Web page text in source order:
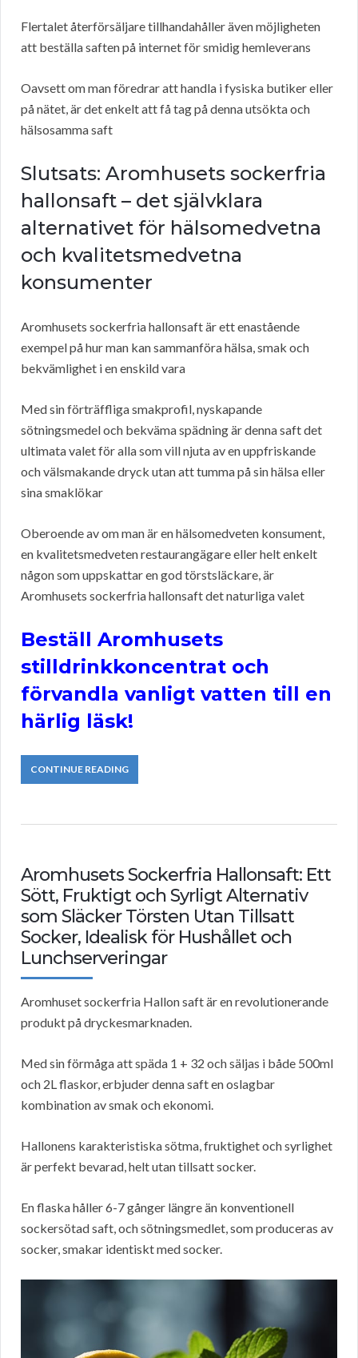
Flertalet återförsäljare tillhandahåller även möjligheten
att beställa saften på internet för smidig hemleverans
Oavsett om man föredrar att handla i fysiska butiker eller
på nätet, är det enkelt att få tag på denna utsökta och
hälsosamma saft
Slutsats: Aromhusets sockerfria
hallonsaft – det självklara
alternativet för hälsomedvetna
och kvalitetsmedvetna
konsumenter
Aromhusets sockerfria hallonsaft är ett enastående
exempel på hur man kan sammanföra hälsa, smak och
bekvämlighet i en enskild vara
Med sin förträffliga smakprofil, nyskapande
sötningsmedel och bekväma spädning är denna saft det
ultimata valet för alla som vill njuta av en uppfriskande
och välsmakande dryck utan att tumma på sin hälsa eller
sina smaklökar
Oberoende av om man är en hälsomedveten konsument,
en kvalitetsmedveten restaurangägare eller helt enkelt
någon som uppskattar en god törstsläckare, är
Aromhusets sockerfria hallonsaft det naturliga valet
Beställ Aromhusets
stilldrinkkoncentrat och
förvandla vanligt vatten till en
härlig läsk!
CONTINUE READING
Aromhusets Sockerfria Hallonsaft: Ett
Sött, Fruktigt och Syrligt Alternativ
som Släcker Törsten Utan Tillsatt
Socker, Idealisk för Hushållet och
Lunchserveringar
Aromhuset sockerfria Hallon saft är en revolutionerande
produkt på dryckesmarknaden.
Med sin förmåga att späda 1 + 32 och säljas i både 500ml
och 2L flaskor, erbjuder denna saft en oslagbar
kombination av smak och ekonomi.
Hallonens karakteristiska sötma, fruktighet och syrlighet
är perfekt bevarad, helt utan tillsatt socker.
En flaska håller 6-7 gånger längre än konventionell
sockersötad saft, och sötningsmedlet, som produceras av
socker, smakar identiskt med socker.